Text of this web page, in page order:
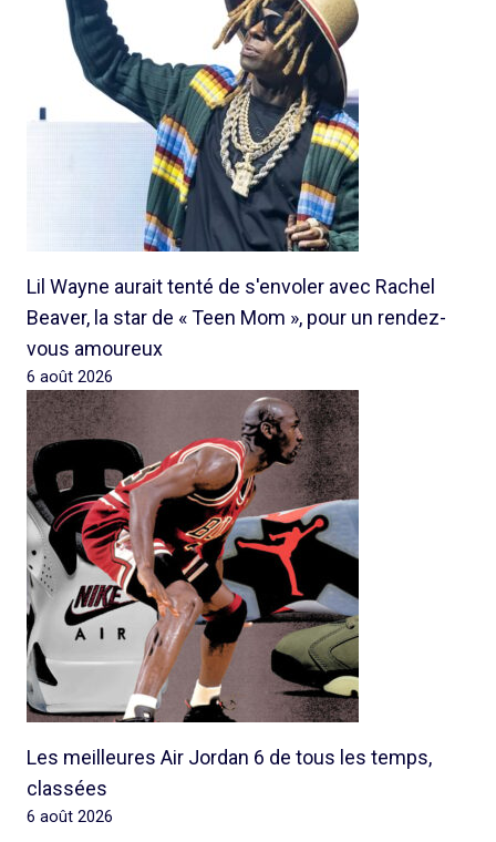
Lil Wayne aurait tenté de s'envoler avec Rachel
Beaver, la star de « Teen Mom », pour un rendez-
vous amoureux
6 août 2026
Les meilleures Air Jordan 6 de tous les temps,
classées
6 août 2026